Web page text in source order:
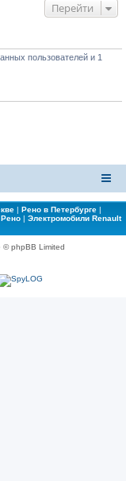
Перейти
пользователей и 1
| Рено в Петербурге |
| Электромобили Renault
© phpBB Limited